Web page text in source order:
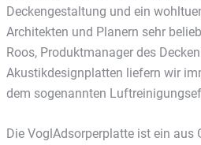
Deckengestaltung und ein
Architekten und Planern sehr
Roos, Produktmanager des
Akustikdesignplatten liefern wir
dem sogenannten
Die VoglAdsorperplatte ist ein aus